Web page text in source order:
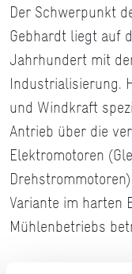
Der Schwerpunkt
Gebhardt liegt auf
Jahrhundert mit
Industrialisierung.
und Windkraft
Antrieb über die
Elektromotoren
Variante im harten
Mühlenbetriebs